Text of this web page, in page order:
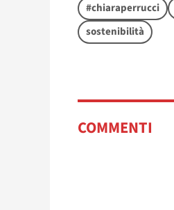
#chiaraperrucci
sostenibilità
COMMENTI